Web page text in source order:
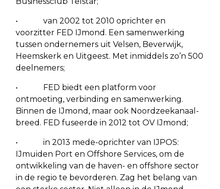
• van 2002 tot 2010 oprichter en
voorzitter FED IJmond. Een samenwerking
tussen ondernemers uit Velsen, Beverwijk,
Heemskerk en Uitgeest. Met inmiddels zo’n 500
deelnemers;
• FED biedt een platform voor
ontmoeting, verbinding en samenwerking.
Binnen de IJmond, maar ook Noordzeekanaal-
breed. FED fuseerde in 2012 tot OV IJmond;
• in 2013 mede-oprichter van IJPOS:
IJmuiden Port en Offshore Services, om de
ontwikkeling van de haven- en offshore sector
in de regio te bevorderen. Zag het belang van